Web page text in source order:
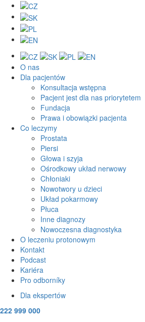
O nas
Dla pacjentów
Konsultacja wstępna
Pacjent jest dla nas priorytetem
Fundacja
Prawa i obowiązki pacjenta
Co leczymy
Prostata
Piersi
Głowa i szyja
Ośrodkowy układ nerwowy
Chłoniaki
Nowotwory u dzieci
Układ pokarmowy
Płuca
Inne diagnozy
Nowoczesna diagnostyka
O leczeniu protonowym
Kontakt
Podcast
Kariéra
Pro odborníky
Dla ekspertów
222 999 000